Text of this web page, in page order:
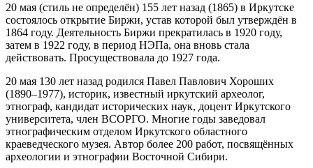
20 мая (стиль не определён) 155 лет назад (1865) в Иркутске
состоялось открытие Биржи, устав которой был утверждён в
1864 году. Деятельность Биржи прекратилась в 1920 году,
затем в 1922 году, в период НЭПа, она вновь стала
действовать. Просуществовала до 1927 года.
20 мая 130 лет назад родился Павел Павлович Хороших
(1890–1977), историк, известный иркутский археолог,
этнограф, кандидат исторических наук, доцент Иркутского
университета, член ВСОРГО. Многие годы заведовал
этнографическим отделом Иркутского областного
краеведческого музея. Автор более 200 работ, посвящённых
археологии и этнографии Восточной Сибири.